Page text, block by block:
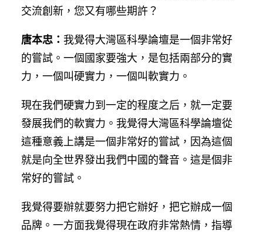
交流創新，您又有哪些期許？
唐本忠： 我覺得大灣區科學論壇是一個非常好
的嘗試。一個國家要強大，是包括兩部分的實
力，一個叫硬實力，一個叫軟實力。
現在我們硬實力到一定的程度之后，就一定要
發展我們的軟實力。我覺得大灣區科學論壇從
這種意義上講是一個非常好的嘗試，因為這個
就是向全世界發出我們中國的聲音。這是個非
常好的嘗試。
我覺得要辦就要努力把它辦好，把它辦成一個
品牌。一方面我覺得現在政府非常熱情，指導